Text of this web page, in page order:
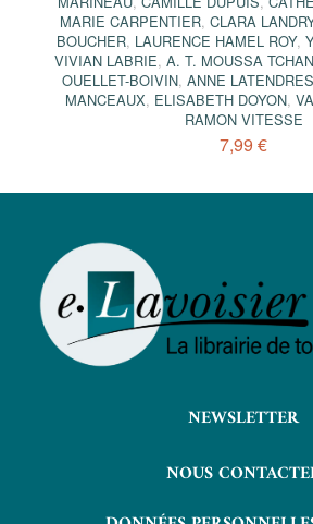
MARIE CARPENTIER, CLARA
BOUCHER, LAURENCE HAMEL ROY,
VIVIAN LABRIE, A. T. MOUSSA
OUELLET-BOIVIN, ANNE
MANCEAUX, ELISABETH DOYON,
RAMON VITESSE
7,99 €
NEWSLETTER
NOUS